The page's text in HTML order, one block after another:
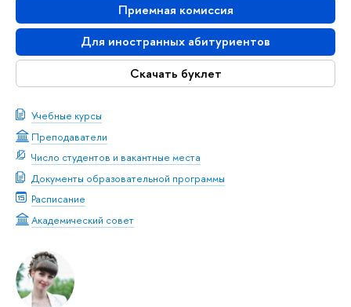
Приемная комиссия
Для иностранных абитуриентов
Скачать буклет
Учебные курсы
Преподаватели
Число студентов и вакантные места
Документы образовательной программы
Расписание
Академический совет